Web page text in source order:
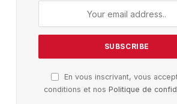
En vous inscrivant, vous
conditions et nosPolitique de